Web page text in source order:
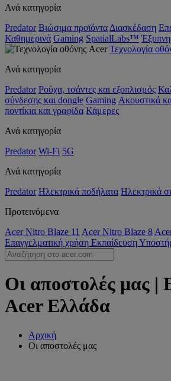
Ανά κατηγορία
Predator Βιώσιμα προϊόντα Διασκέδαση
Καθημερινά Gaming SpatialLabs™
Τεχνολογία
Ανά κατηγορία
Predator Ρούχα, τσάντες και εξοπλισμός
σύνδεσης και dongle Gaming Ακουστικά
ποντίκια και γραφίδα Κάμερες
Ανά κατηγορία
Predator Wi-Fi 5G
Ανά κατηγορία
Predator Ηλεκτρικά ποδήλατα Ηλεκτρικά
Προτεινόμενα
Acer Nitro Blaze 11 Acer Nitro Blaze 8
Επαγγελματική χρήση Εκπαίδευση
Οι αποστολές μας |
Acer Ελλάδα
Αρχική
Οι αποστολές μας